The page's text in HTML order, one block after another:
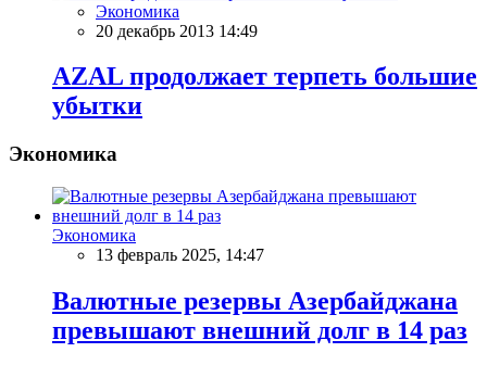
Экономика
20 декабрь 2013 14:49
AZAL продолжает терпеть большие
убытки
Экономика
Экономика
13 февраль 2025, 14:47
Валютные резервы Азербайджана
превышают внешний долг в 14 раз